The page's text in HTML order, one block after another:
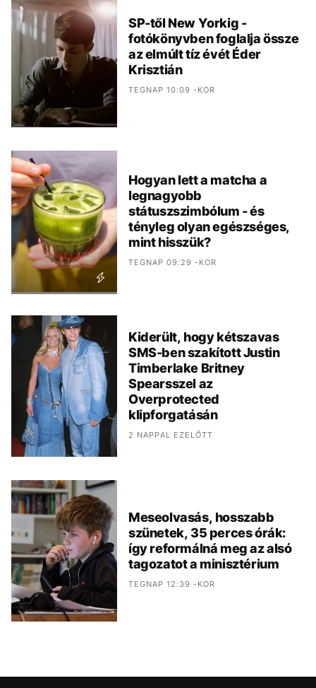
SP-től New Yorkig -
fotókönyvben foglalja össze
az elmúlt tíz évét Éder
Krisztián
TEGNAP 10:09 -KOR
Hogyan lett a matcha a
legnagyobb
státuszszimbólum - és
tényleg olyan egészséges,
mint hisszük?
TEGNAP 09:29 -KOR
Kiderült, hogy kétszavas
SMS-ben szakított Justin
Timberlake Britney
Spearsszel az
Overprotected
klipforgatásán
2 NAPPAL EZELŐTT
Meseolvasás, hosszabb
szünetek, 35 perces órák:
így reformálná meg az alsó
tagozatot a minisztérium
TEGNAP 12:39 -KOR